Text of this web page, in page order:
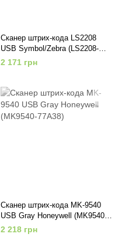
Сканер штрих-кода LS2208
USB Symbol/Zebra (LS2208-
SR20007R-UR)
2 171 грн
Сканер штрих-кода MK-9540
USB Gray Honeywell (MK9540-
77A38)
2 218 грн